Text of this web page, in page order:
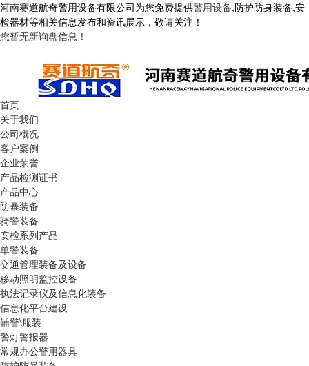
河南赛道航奇警用设备有限公司为您免费提供警用设备,防护防身装备,安
检器材等相关信息发布和资讯展示，敬请关注！
您暂无新询盘信息！
首页
关于我们
公司概况
客户案例
企业荣誉
产品检测证书
产品中心
防暴装备
骑警装备
安检系列产品
单警装备
交通管理装备及设备
移动照明监控设备
执法记录仪及信息化装备
信息化平台建设
辅警\服装
警灯警报器
常规办公警用器具